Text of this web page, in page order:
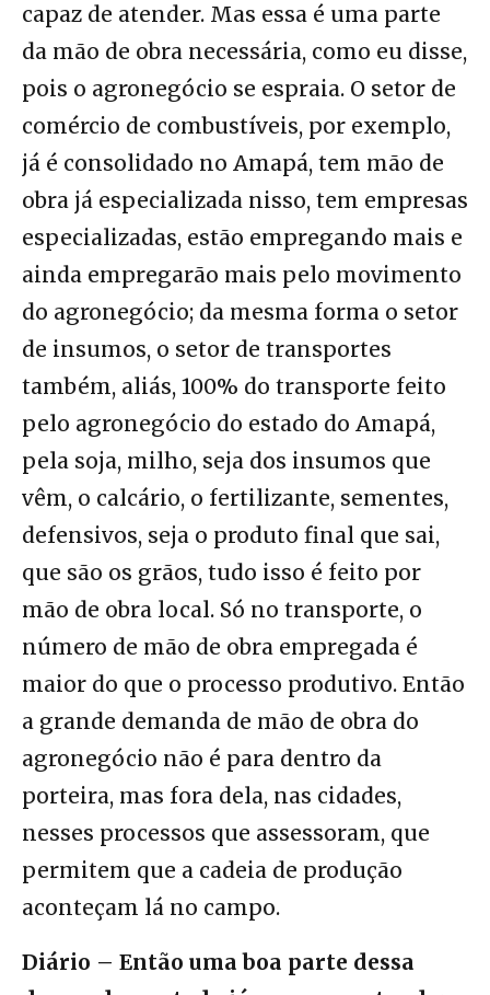
capaz de atender. Mas essa é uma parte
da mão de obra necessária, como eu disse,
pois o agronegócio se espraia. O setor de
comércio de combustíveis, por exemplo,
já é consolidado no Amapá, tem mão de
obra já especializada nisso, tem empresas
especializadas, estão empregando mais e
ainda empregarão mais pelo movimento
do agronegócio; da mesma forma o setor
de insumos, o setor de transportes
também, aliás, 100% do transporte feito
pelo agronegócio do estado do Amapá,
pela soja, milho, seja dos insumos que
vêm, o calcário, o fertilizante, sementes,
defensivos, seja o produto final que sai,
que são os grãos, tudo isso é feito por
mão de obra local. Só no transporte, o
número de mão de obra empregada é
maior do que o processo produtivo. Então
a grande demanda de mão de obra do
agronegócio não é para dentro da
porteira, mas fora dela, nas cidades,
nesses processos que assessoram, que
permitem que a cadeia de produção
aconteçam lá no campo.
Diário – Então uma boa parte dessa